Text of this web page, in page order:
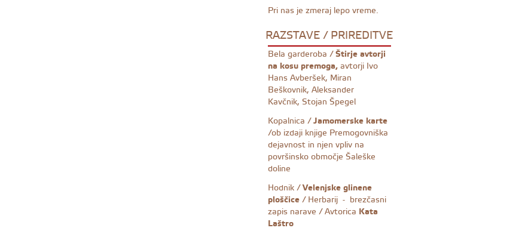
Pri nas je zmeraj lepo vreme.
RAZSTAVE / PRIREDITVE
Bela garderoba /Štirje avtorji
na kosu premoga,avtorji Ivo
Hans Avberšek, Miran
Beškovnik, Aleksander
Kavčnik, Stojan Špegel
Kopalnica /Jamomerske karte
/ob izdaji knjige Premogovniška
dejavnost in njen vpliv na
površinsko območje Šaleške
doline
Hodnik /Velenjske glinene
ploščice/ Herbarij - brezčasni
zapis narave / Avtorica Kata
Laštro